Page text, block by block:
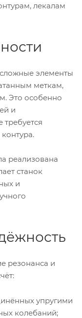
лекалам
элементы
меткам,
Это особенно
и
реализована
станок
и
резонанса и
упругими
колебаний;